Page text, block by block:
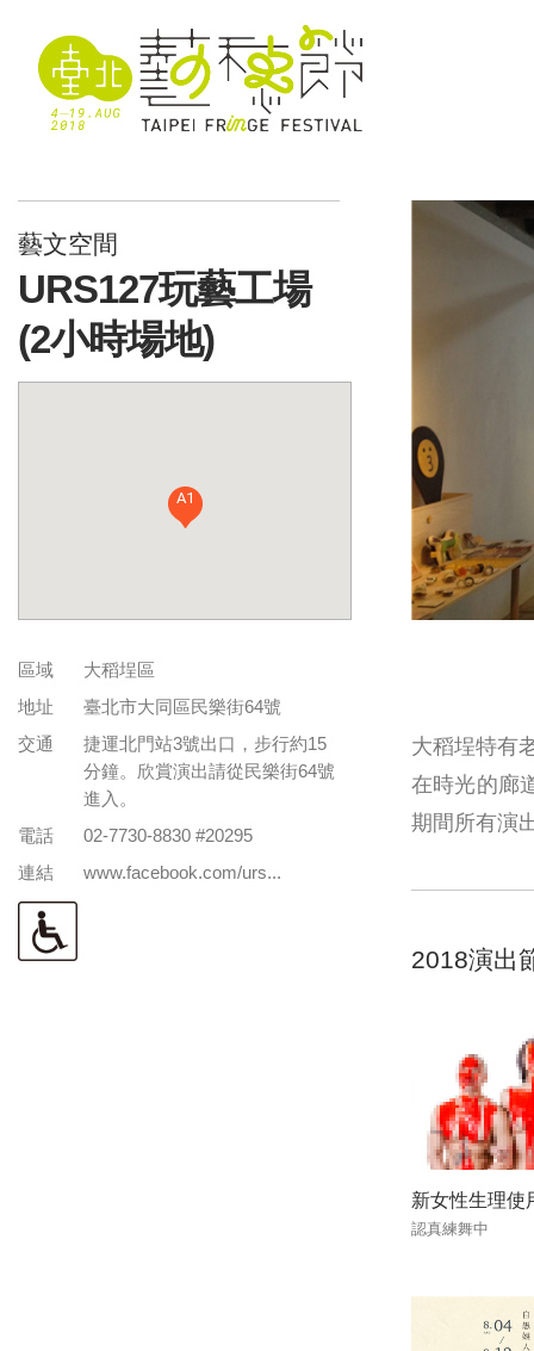
藝文空間
URS127玩藝工場
(2小時場地)
A1
A1
區域
大稻埕區
地址
臺北市大同區民樂街64號
交通
捷運北門站3號出口，步行約15
分鐘。欣賞演出請從民樂街64號
進入。
電話
02-7730-8830 #20295
連結
www.facebook.com/urs...
大稻埕特有
在時光的廊
期間所有演
2018演出
新女性生理使
認真練舞中